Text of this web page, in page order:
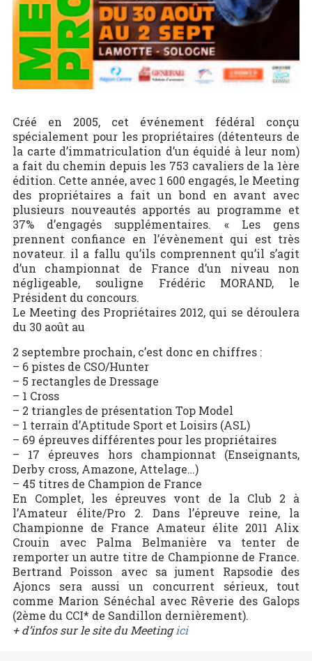
Créé en 2005, cet événement fédéral conçu
spécialement pour les propriétaires (détenteurs de
la carte d’immatriculation d’un équidé à leur nom)
a fait du chemin depuis les 753 cavaliers de la 1ère
édition. Cette année, avec 1 600 engagés, le Meeting
des propriétaires a fait un bond en avant avec
plusieurs nouveautés apportés au programme et
37% d’engagés supplémentaires. « Les gens
prennent confiance en l’évènement qui est très
novateur. il a fallu qu’ils comprennent qu’il s’agit
d’un championnat de France d’un niveau non
négligeable, souligne Frédéric MORAND, le
Président du concours.
Le Meeting des Propriétaires 2012, qui se déroulera
du 30 août au
2 septembre prochain, c’est donc en chiffres :
– 6 pistes de CSO/Hunter
– 5 rectangles de Dressage
– 1 Cross
– 2 triangles de présentation Top Model
– 1 terrain d’Aptitude Sport et Loisirs (ASL)
– 69 épreuves différentes pour les propriétaires
– 17 épreuves hors championnat (Enseignants,
Derby cross, Amazone, Attelage…)
– 45 titres de Champion de France
En Complet, les épreuves vont de la Club 2 à
l’Amateur élite/Pro 2. Dans l’épreuve reine, la
Championne de France Amateur élite 2011 Alix
Crouin avec Palma Belmanière va tenter de
remporter un autre titre de Championne de France.
Bertrand Poisson avec sa jument Rapsodie des
Ajoncs sera aussi un concurrent sérieux, tout
comme Marion Sénéchal avec Rêverie des Galops
(2ème du CCI* de Sandillon dernièrement).
+ d’infos sur le site du Meetingici